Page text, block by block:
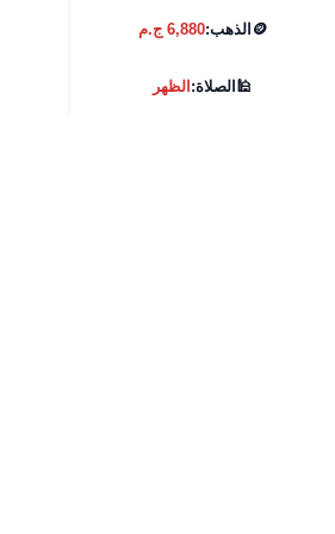
🪙 الذهب:6,880 ج.م
🕌الصلاة:الظهر